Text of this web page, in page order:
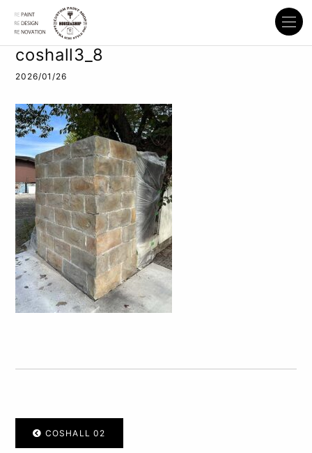
coshall3_8
2026/01/26
COSHALL 02